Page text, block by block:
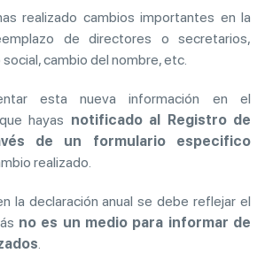
realizado cambios importantes en la
de directores o secretarios,
cambio del nombre, etc.
esta nueva información en el
hayas notificado al Registro de
de un formulario especifico
realizado.
la declaración anual se debe reflejar el
no es un medio para informar de
.